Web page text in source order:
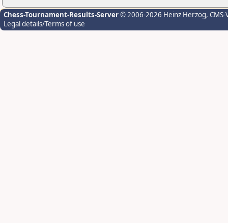
Chess-Tournament-Results-Server© 2006-2026 Heinz Herzog,
Legal details/Terms of use